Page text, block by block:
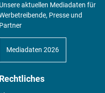
Unsere aktuellen Mediadaten für
Presse und
Partner
Mediadaten 2026
Rechtliches